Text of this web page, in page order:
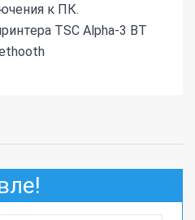
к ПК.
TSC Alpha-3 BT